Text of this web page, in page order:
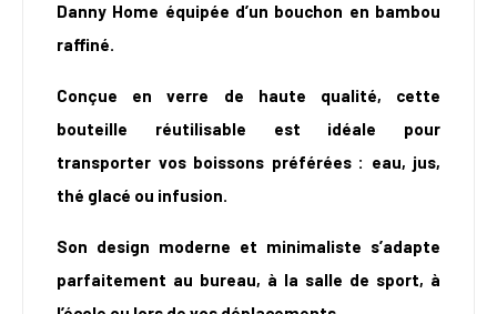
Danny Home équipée d’un bouchon en bambou
raffiné.
Conçue en verre de haute qualité, cette
bouteille réutilisable est idéale pour
transporter vos boissons préférées : eau, jus,
thé glacé ou infusion.
Son design moderne et minimaliste s’adapte
parfaitement au bureau, à la salle de sport, à